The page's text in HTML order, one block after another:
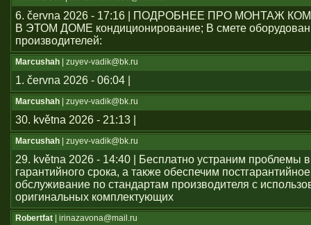
6. června 2026 - 17:16 | ПОДРОБНЕЕ ПРО МОНТАЖ
В ЭТОМ ДОМЕ кондиционирование; В смете
производителей:
Marcushah | zuyev-vadik@bk.ru
1. června 2026 - 06:04 |
Marcushah | zuyev-vadik@bk.ru
30. května 2026 - 21:13 |
Marcushah | zuyev-vadik@bk.ru
29. května 2026 - 14:40 | Бесплатно устраним проблемы
гарантийного срока, а также обеспечим постгарантийное
обслуживание по стандартам производителя с
оригинальных комплектующих
Robertfat | irinazavona@mail.ru